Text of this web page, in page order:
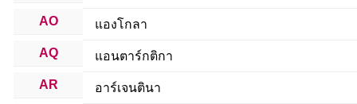
AO แองโกลา
AQ แอนตาร์กติกา
AR อาร์เจนตินา